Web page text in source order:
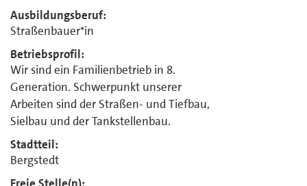
Ausbildungsberuf:
Straßenbauer*in
Betriebsprofil:
Wir sind ein Familienbetrieb in 8.
Generation. Schwerpunkt unserer
Arbeiten sind der Straßen- und Tiefbau,
Sielbau und der Tankstellenbau.
Stadtteil:
Bergstedt